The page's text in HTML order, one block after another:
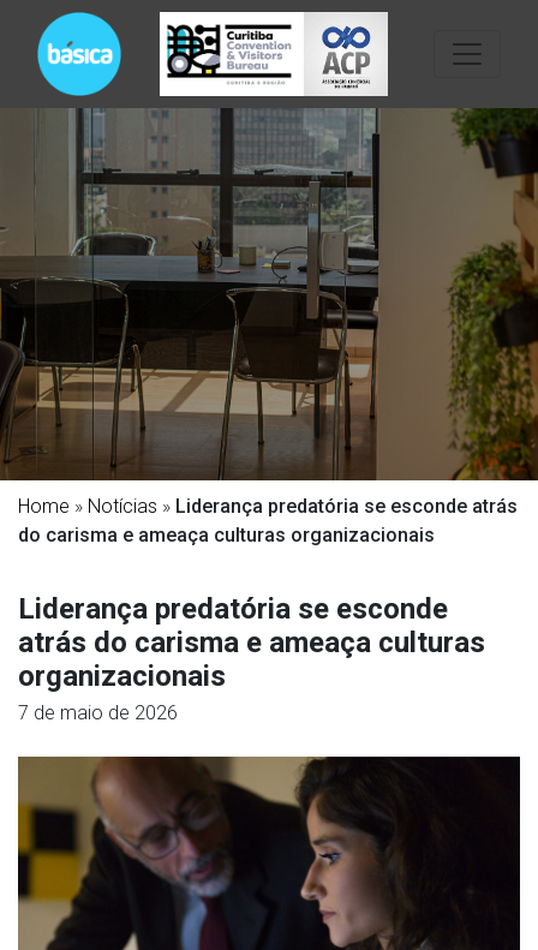
Home » Notícias » Liderança predatória se esconde atrás
do carisma e ameaça culturas organizacionais
Liderança predatória se esconde
atrás do carisma e ameaça culturas
organizacionais
7 de maio de 2026